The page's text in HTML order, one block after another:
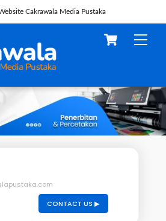
Cakrawala Media Pustaka
Cart
CONTACT US ▶